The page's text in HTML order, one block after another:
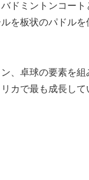
ドミントンコート
を板状のパドルを
、卓球の要素を組
カで最も成長し